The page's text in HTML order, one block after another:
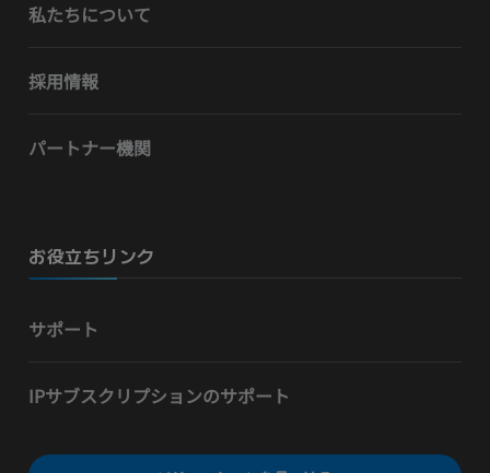
私たちについて
採用情報
パートナー機関
お役立ちリンク
サポート
IPサブスクリプションのサポート